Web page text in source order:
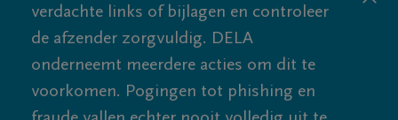
verdachte links of bijlagen en controleer
de afzender zorgvuldig. DELA
onderneemt meerdere acties om dit te
voorkomen. Pogingen tot phishing en